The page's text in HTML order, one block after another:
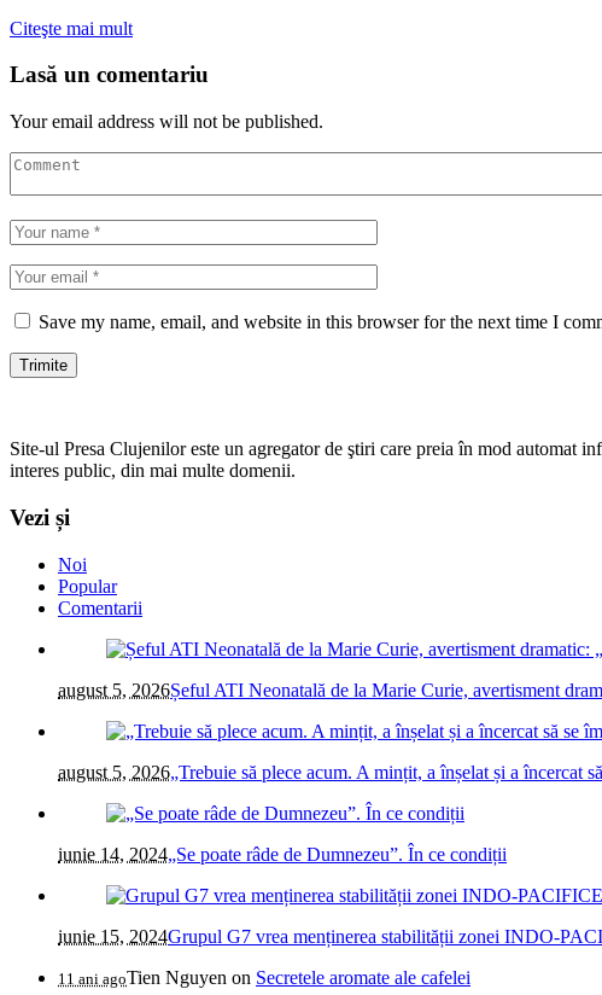
Citeşte mai mult
Lasă un comentariu
Your email address will not be published.
Save my name, email, and website in this browser for the next time I
Site-ul Presa Clujenilor este un agregator de ştiri care preia în mod automat
interes public, din mai multe domenii.
Vezi și
Noi
Popular
Comentarii
august 5, 2026Șeful ATI Neonatală de la Marie Curie, avertisment
august 5, 2026„Trebuie să plece acum. A mințit, a înșelat și a încercat
iunie 14, 2024„Se poate râde de Dumnezeu”. În ce condiții
iunie 15, 2024Grupul G7 vrea menținerea stabilității zonei INDO-
11 ani agoTien Nguyen on Secretele aromate ale cafelei